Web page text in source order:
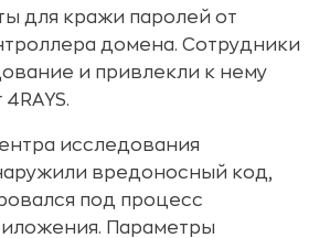
для кражи паролей от
домена. Сотрудники
и привлекли к нему
исследования
вредоносный код,
под процесс
Параметры